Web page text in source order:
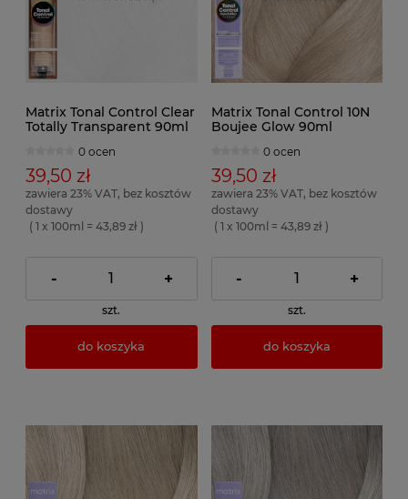
Matrix Tonal Control Clear
Totally Transparent 90ml
0 ocen
39,50 zł
zawiera 23% VAT, bez kosztów
dostawy
( 1 x 100ml = 43,89 zł )
- +
szt.
do koszyka
Matrix Tonal Control 10N
Boujee Glow 90ml
0 ocen
39,50 zł
zawiera 23% VAT, bez kosztów
dostawy
( 1 x 100ml = 43,89 zł )
- +
szt.
do koszyka